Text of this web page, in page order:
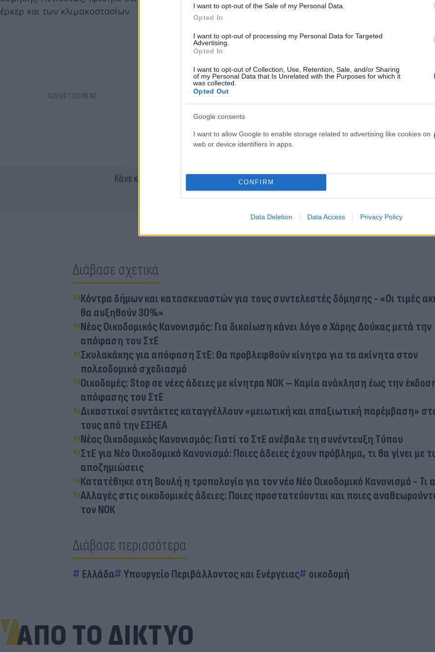
I want to opt-out of the Sale of my Personal Data.
Opted In
I want to opt-out of processing my Personal Data for Targeted
Advertising.
Opted In
I want to opt-out of Collection, Use, Retention, Sale, and/or Sharing
of my Personal Data that Is Unrelated with the Purposes for which it
was collected.
Opted Out
Google consents
I want to allow Google to enable storage related to advertising like cookies on
web or device identifiers in apps.
CONFIRM
Data Deletion Data Access Privacy Policy
έρκερ και των κλιμακοστασίων.
Κάνε κλικ και δες περισσότεροFlash.grστην αναζήτηση τηςGoogle
Διάβασε σχετικά
Κόντρα δήμων και κατασκευαστών για τους συντελεστές δόμησης - «Οι τιμές
θα αυξηθούν 30%»
Νέος Οικοδομικός Κανονισμός: Για δικαίωση κάνει λόγο ο Χάρης Δούκας μετά την
απόφαση του ΣτΕ
Σκυλακάκης για απόφαση ΣτΕ: Θα προβλεφθούν κίνητρα για τα ακίνητα στον
πολεοδομικό σχεδιασμό
Οικοδομές: Stop σε νέες άδειες με κίνητρα ΝΟΚ – Καμία ανάκληση έως την
απόφασης του ΣτΕ
Δικαστικοί συντάκτες καταγγέλλουν «μειωτική και απαξιωτική παρέμβαση»
τους από την ΕΣΗΕΑ
Νέος Οικοδομικός Κανονισμός: Γιατί το ΣτΕ ανέβαλε τη συνέντευξη Τύπου
ΣτΕ για Νέο Οικοδομικό Κανονισμό: Ποιες άδειες έχουν πρόβλημα, τι θα γίνει με
αποζημιώσεις
Κατατέθηκε στη Βουλή η τροπολογία για τον νέο Νέο Οικοδομικό Κανονισμό - Τι
Αλλαγές στις οικοδομικές άδειες: Ποιες προστατεύονται και ποιες
τον ΝΟΚ
Διάβασε περισσότερα
Ελλάδα Υπουργείο Περιβάλλοντος και Ενέργειας οικοδομή
ΑΠΟ ΤΟ ΔΙΚΤΥΟ